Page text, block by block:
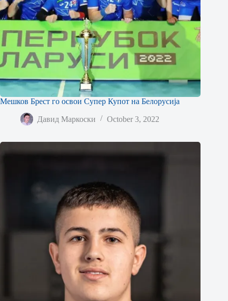
Мешков Брест го освои Супер Купот на Белорусија
Давид Маркоски October 3, 2022